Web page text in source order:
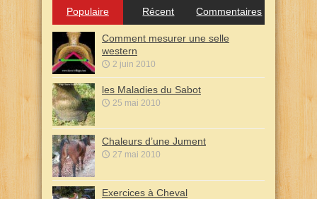
Populaire Récent Commentaires
Comment mesurer une selle
western
2 juin 2010
les Maladies du Sabot
25 mai 2010
Chaleurs d’une Jument
27 mai 2010
Exercices à Cheval